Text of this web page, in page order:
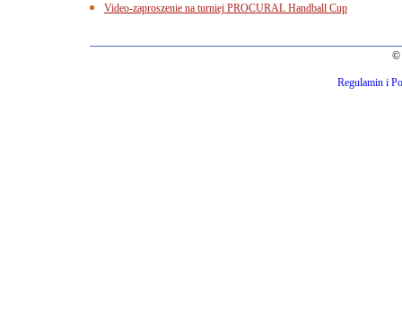
Video-zaproszenie na turniej PROCURAL Handball Cup
©
Regulamin i